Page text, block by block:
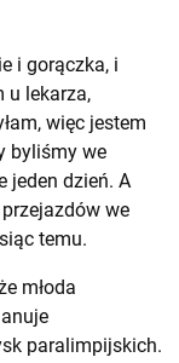
i gorączka, i
u lekarza,
więc jestem
byliśmy we
jeden dzień. A
we
temu.
młoda
paralimpijskich.